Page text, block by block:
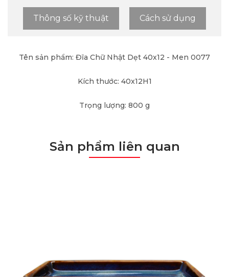
Thông số kỹ thuật Cách sử dụng
Tên sản phẩm: Đĩa Chữ Nhật Dẹt 40x12 - Men 0077
Kích thước: 40x12H1
Trọng lượng: 800 g
Sản phẩm liên quan